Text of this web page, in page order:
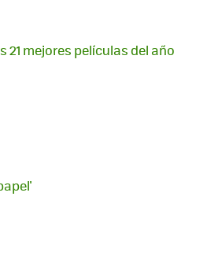
21 mejores películas del año